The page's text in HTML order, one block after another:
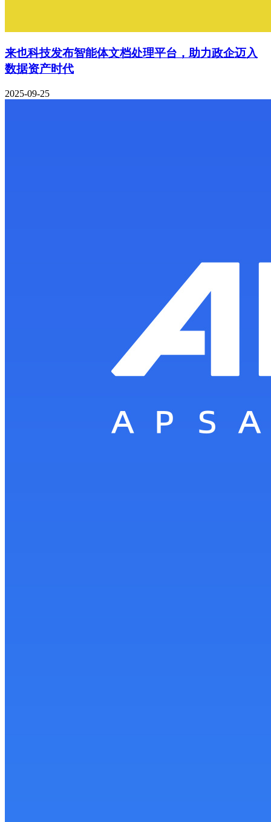
来也科技发布智能体文档处理平台，助力政企迈入
数据资产时代
2025-09-25